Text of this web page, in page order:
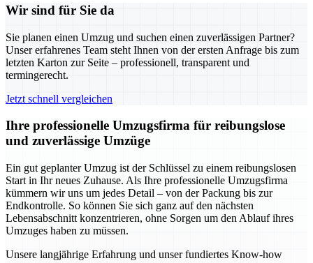
Wir sind für Sie da
Sie planen einen Umzug und suchen einen zuverlässigen Partner?
Unser erfahrenes Team steht Ihnen von der ersten Anfrage bis zum
letzten Karton zur Seite – professionell, transparent und
termingerecht.
Jetzt schnell vergleichen
Ihre professionelle Umzugsfirma für reibungslose
und zuverlässige Umzüge
Ein gut geplanter Umzug ist der Schlüssel zu einem reibungslosen
Start in Ihr neues Zuhause. Als Ihre professionelle Umzugsfirma
kümmern wir uns um jedes Detail – von der Packung bis zur
Endkontrolle. So können Sie sich ganz auf den nächsten
Lebensabschnitt konzentrieren, ohne Sorgen um den Ablauf ihres
Umzuges haben zu müssen.
Unsere langjährige Erfahrung und unser fundiertes Know-how